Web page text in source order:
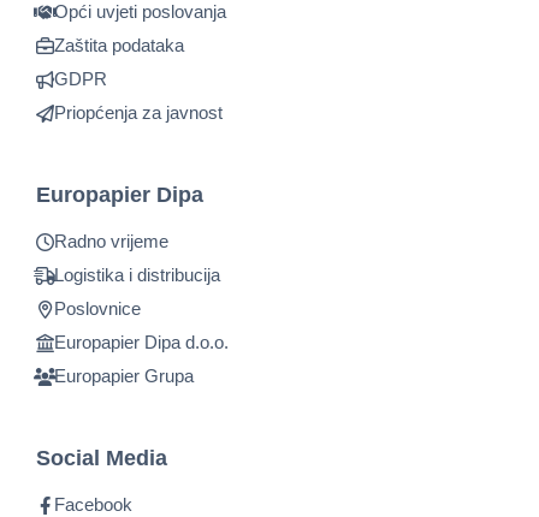
Opći uvjeti poslovanja
Zaštita podataka
GDPR
Priopćenja za javnost
Europapier Dipa
Radno vrijeme
Logistika i distribucija
Poslovnice
Europapier Dipa d.o.o.
Europapier Grupa
Social Media
Facebook